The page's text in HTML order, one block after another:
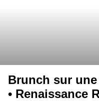
Brunch sur
• Renaissance